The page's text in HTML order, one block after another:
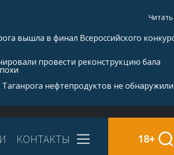
вышла в финал Всероссийского
провести реконструкцию бала
нефтепродуктов не обнаружили
КОНТАКТЫ 18+